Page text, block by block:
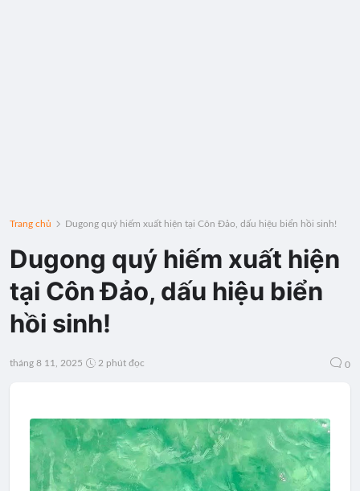
Trang chủ Dugong quý hiếm xuất hiện tại Côn Đảo, dấu hiệu biển hồi sinh!
Dugong quý hiếm xuất hiện
tại Côn Đảo, dấu hiệu biển
hồi sinh!
tháng 8 11, 2025 2 phút đọc 0